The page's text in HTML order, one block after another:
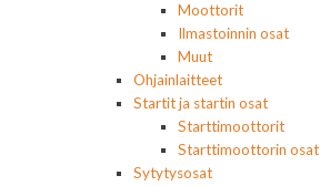
Moottorit
Ilmastoinnin osat
Muut
Ohjainlaitteet
Startit ja startin osat
Starttimoottorit
Starttimoottorin osat
Sytytysosat